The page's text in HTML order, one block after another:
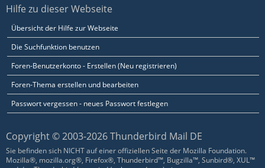
Hilfe zu dieser Webseite
Übersicht der Hilfe zur Webseite
Die Suchfunktion benutzen
Foren-Benutzerkonto - Erstellen (Neu registrieren)
Foren-Thema erstellen und bearbeiten
Passwort vergessen - neues Passwort festlegen
Copyright © 2003-2026 Thunderbird Mail DE
Sie befinden sich NICHT auf einer offiziellen Seite der Mozilla Foundation.
Mozilla®, mozilla.org®, Firefox®, Thunderbird™, Bugzilla™, Sunbird®, XUL™